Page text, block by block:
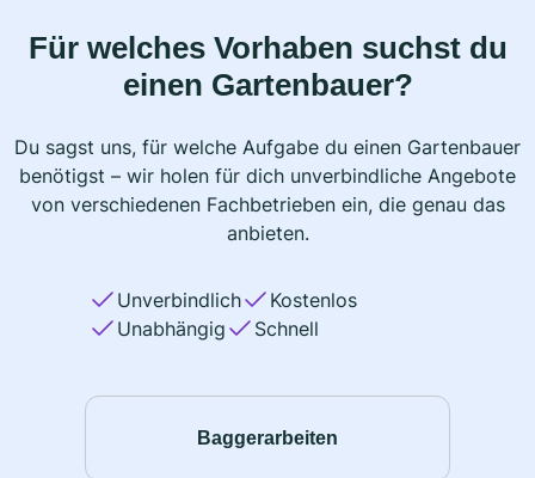
Für welches Vorhaben suchst du
einen Gartenbauer?
Du sagst uns, für welche Aufgabe du einen Gartenbauer
benötigst – wir holen für dich unverbindliche Angebote
von verschiedenen Fachbetrieben ein, die genau das
anbieten.
Unverbindlich
Kostenlos
Unabhängig
Schnell
Baggerarbeiten